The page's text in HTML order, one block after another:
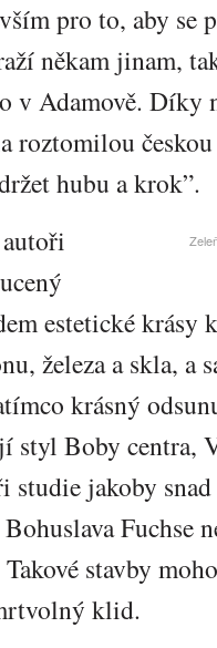
pro to, aby se
někam jinam,
v Adamově. Díky
roztomilou
hubu a krok”.
estetické krásy
železa a skla, a
krásný
styl Boby centra,
jakoby
Fuchse
stavby
klid.